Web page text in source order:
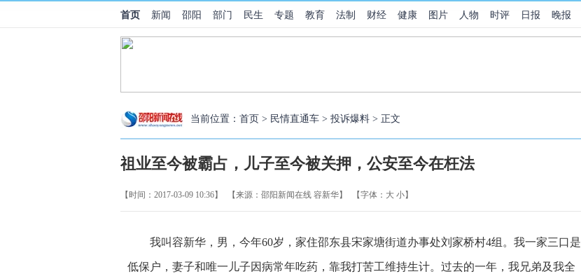
首页 新闻 邵阳 部门 民生 专题 教育 法制 财经 健康 图片 人物 时评 日报 晚报
当前位置： 首页 > 民情直通车 > 投诉爆料 > 正文
祖业至今被霸占，儿子至今被关押，公安至今在枉法
【时间：2017-03-09 10:36】 【来源：邵阳新闻在线 容新华】 【字体： 大 小】
我叫容新华，男，今年60岁，家住邵东县宋家塘街道办事处刘家桥村4组。我一家三口是
低保户，妻子和唯一儿子因病常年吃药，靠我打苦工维持生计。过去的一年，我兄弟及我全